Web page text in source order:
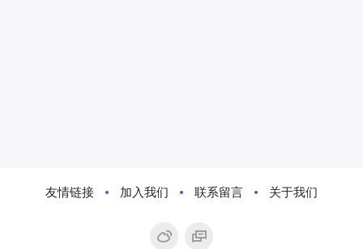
友情链接 加入我们 联系留言 关于我们